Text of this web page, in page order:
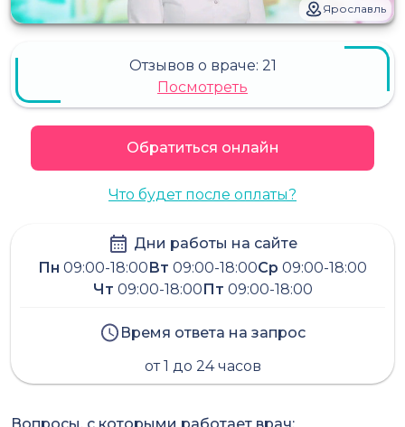
Ярославль
Отзывов о враче: 21
Посмотреть
Обратиться онлайн
Что будет после оплаты?
Дни работы на сайте
Пн 09:00-18:00Вт 09:00-18:00Ср 09:00-18:00
Чт 09:00-18:00Пт 09:00-18:00
Время ответа на запрос
от 1 до 24 часов
Вопросы, с которыми работает врач: